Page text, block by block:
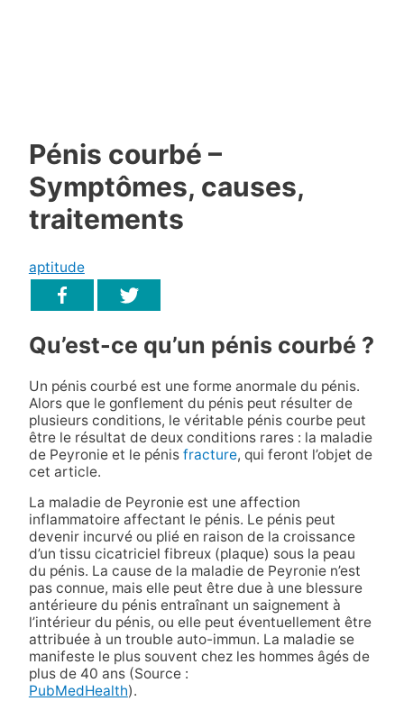
Pénis courbé –
Symptômes, causes,
traitements
aptitude
Qu’est-ce qu’un pénis courbé ?
Un pénis courbé est une forme anormale du pénis.
Alors que le gonflement du pénis peut résulter de
plusieurs conditions, le véritable pénis courbe peut
être le résultat de deux conditions rares : la maladie
de Peyronie et le pénis fracture, qui feront l’objet de
cet article.
La maladie de Peyronie est une affection
inflammatoire affectant le pénis. Le pénis peut
devenir incurvé ou plié en raison de la croissance
d’un tissu cicatriciel fibreux (plaque) sous la peau
du pénis. La cause de la maladie de Peyronie n’est
pas connue, mais elle peut être due à une blessure
antérieure du pénis entraînant un saignement à
l’intérieur du pénis, ou elle peut éventuellement être
attribuée à un trouble auto-immun. La maladie se
manifeste le plus souvent chez les hommes âgés de
plus de 40 ans (Source :
PubMedHealth).